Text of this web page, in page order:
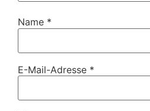
Name *
E-Mail-Adresse *